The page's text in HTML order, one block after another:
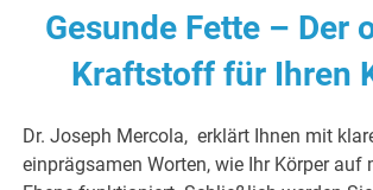
Gesunde Fette – Der
Kraftstoff für Ihren
Dr. Joseph Mercola, erklärt Ihnen mit
einprägsamen Worten, wie Ihr Körper auf